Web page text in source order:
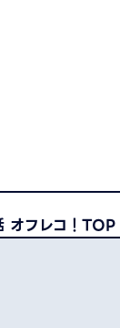
オフレコ！TOP